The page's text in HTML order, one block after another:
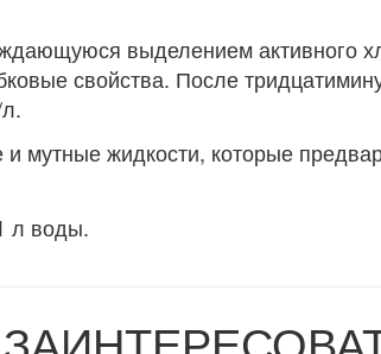
выделением активного
свойства. После
мутные жидкости, которые
л воды.